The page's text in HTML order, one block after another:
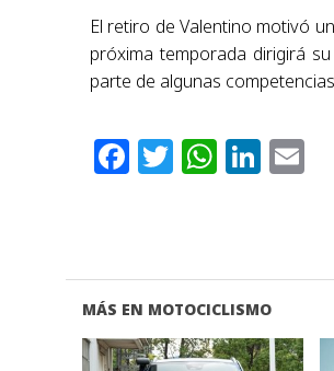
El retiro de Valentino motivó
próxima temporada dirigirá
parte de algunas
Facebook
Twitter
MÁS EN MOTOCICLISMO